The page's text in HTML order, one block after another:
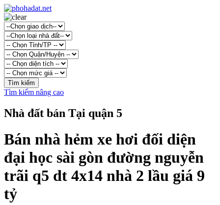
Tìm kiếm nâng cao
Nhà đất bán Tại quận 5
Bán nhà hẻm xe hơi đối diện
đại học sài gòn đường nguyễn
trãi q5 dt 4x14 nhà 2 lầu giá 9
tỷ